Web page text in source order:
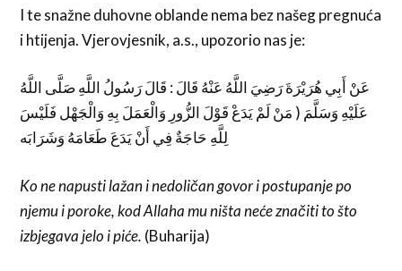
I te snažne duhovne oblande nema bez našeg pregnuća
i htijenja. Vjerovjesnik, a.s., upozorio nas je:
عَنْ أَبِي هُرَيْرَةَ رَضِيَ اللَّهُ عَنْهُ قَالَ : قَالَ رَسُولُ اللَّهِ صَلَّى اللَّهُ
عَلَيْهِ وَسَلَّمَ ( مَنْ لَمْ يَدَعْ قَوْلَ الزُّورِ وَالْعَمَلَ بِهِ وَالْجَهْل فَلَيْسَ
لِلَّهِ حَاجَةٌ فِي أَنْ يَدَعَ طَعَامَهُ وَشَرَابَه
Ko ne napusti lažan i nedoličan govor i postupanje po
njemu i poroke, kod Allaha mu ništa neće značiti to što
izbjegava jelo i piće. (Buharija)